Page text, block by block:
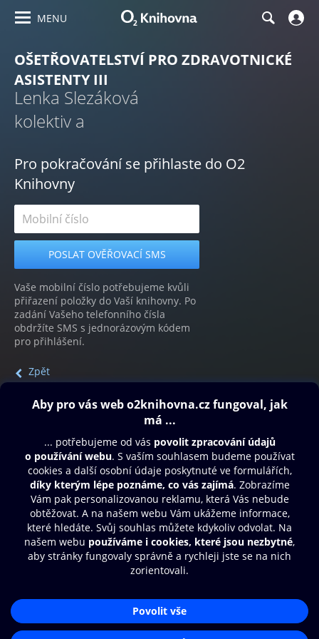
MENU
OŠETŘOVATELSTVÍ PRO ZDRAVOTNICKÉ
ASISTENTY III
Lenka Slezáková
kolektiv a
Pro pokračování se přihlaste do O2
Knihovny
Vaše mobilní číslo potřebujeme kvůli
přiřazení položky do Vaší knihovny. Po
zadání Vašeho telefonního čísla
obdržíte SMS s jednorázovým kódem
pro přihlášení.
Zpět
Obsah ke stažení
Moje O2 Knihovna
Další zábava
© O2 Czech Republic a.s.
Přístupnost
Zásady zpracování osobních údajůAplikace O2 Knihovna